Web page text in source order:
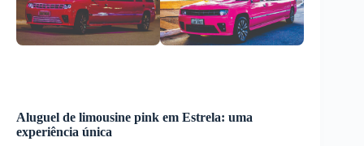
Aluguel de limousine pink em Estrela: uma
experiência única